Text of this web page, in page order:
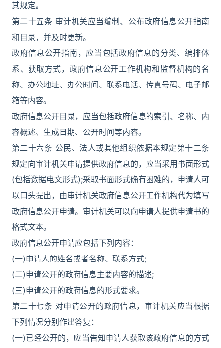
其规定。
第二十五条 审计机关应当编制、公布政府信息公开指南
和目录，并及时更新。
政府信息公开指南，应当包括政府信息的分类、编排体
系、获取方式，政府信息公开工作机构和监督机构的名
称、办公地址、办公时间、联系电话、传真号码、电子邮
箱等内容。
政府信息公开目录，应当包括政府信息的索引、名称、内
容概述、生成日期、公开时间等内容。
第二十六条 公民、法人或其他组织依据本规定第十二条
规定向审计机关申请提供政府信息的，应当采用书面形式
(包括数据电文形式);采取书面形式确有困难的，申请人可
以口头提出，由审计机关政府信息公开工作机构代为填写
政府信息公开申请。审计机关可以向申请人提供申请书的
格式文本。
政府信息公开申请应包括下列内容：
(一)申请人的姓名或者名称、联系方式;
(二)申请公开的政府信息主要内容的描述;
(三)申请公开的政府信息的形式要求。
第二十七条 对申请公开的政府信息，审计机关应当根据
下列情况分别作出答复：
(一)已经公开的，应当告知申请人获取该政府信息的方式